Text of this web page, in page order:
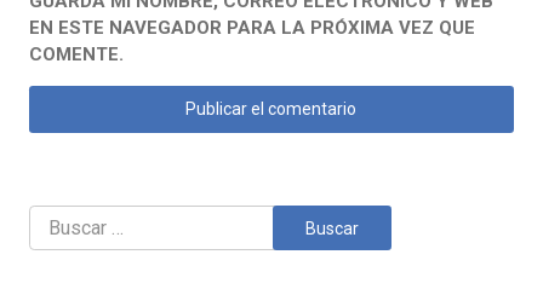
EN ESTE NAVEGADOR PARA LA PRÓXIMA VEZ QUE
COMENTE.
Buscar: